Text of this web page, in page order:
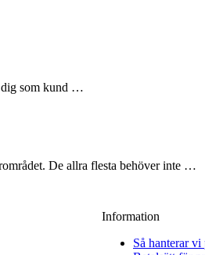
dig som kund …
De allra flesta behöver inte …
Information
Så hanterar